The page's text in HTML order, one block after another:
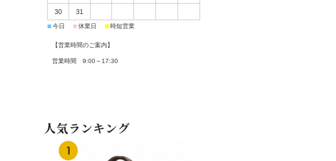
30
31
■今日 ■休業日 ■時短営業
【営業時間のご案内】
営業時間 9:00～17:30
人気ランキング